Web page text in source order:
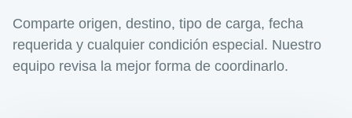
Comparte origen, destino, tipo de carga, fecha
requerida y cualquier condición especial. Nuestro
equipo revisa la mejor forma de coordinarlo.